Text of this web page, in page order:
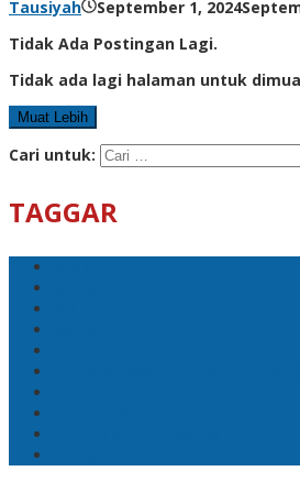
Tausiyah
September 1, 2024
Tidak Ada Postingan Lagi.
Tidak ada lagi halaman untuk
Muat Lebih
Cari untuk:
TAGGAR